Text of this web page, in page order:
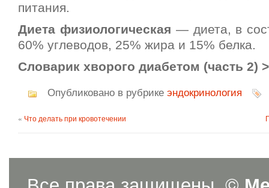
питания.
Диета физиологическая — диета, в
60% углеводов, 25% жира и 15% белка.
Словарик хворого диабетом (часть 2)
Опубликовано в рубрике эндокринология
« Что делать при кровотечении